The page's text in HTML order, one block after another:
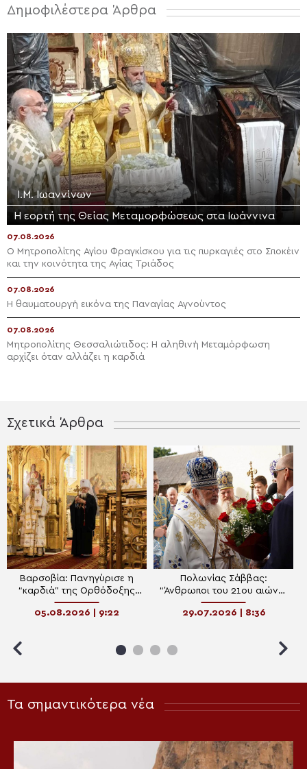
Δημοφιλέστερα Άρθρα
Ι.Μ. Ιωαννίνων
Η εορτή της Θείας Μεταμορφώσεως στα Ιωάννινα
07.08.2026
Ο Μητροπολίτης Αγίου Φραγκίσκου για τις πυρκαγιές στο Σποκέιν
και την κοινότητα της Αγίας Τριάδος
07.08.2026
Η θαυματουργή εικόνα της Παναγίας Αγνούντος
07.08.2026
Μητροπολίτης Θεσσαλιώτιδος: Η αληθινή Μεταμόρφωση
αρχίζει όταν αλλάζει η καρδιά
Σχετικά Άρθρα
Βαρσοβία: Πανηγύρισε η
“καρδιά” της Ορθόδοξης
Εκκλησίας της Πολωνίας
05.08.2026 | 9:22
Πολωνίας Σάββας:
“Άνθρωποι του 21ου αιώνα,
να θυμάστε ότι ο Θεός δεν
χλευάζεται!”
29.07.2026 | 8:36
Τα σημαντικότερα νέα